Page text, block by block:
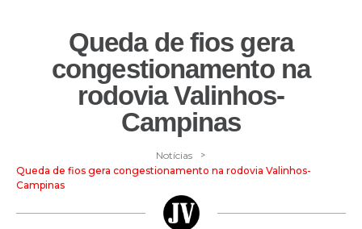
Queda de fios gera
congestionamento na
rodovia Valinhos-
Campinas
Notícias >
Queda de fios gera congestionamento na rodovia Valinhos-
Campinas